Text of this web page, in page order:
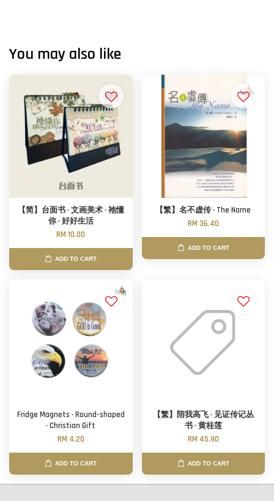
You may also like
【简】台面书 · 文画美术 · 祂懂
你 · 好好生活
RM 10.00
ADD TO CART
【繁】名不虚传 · The Name
RM 36.40
ADD TO CART
Fridge Magnets · Round-shaped
· Christian Gift
RM 4.20
ADD TO CART
【繁】陪我高飞 · 见证传记丛
书 · 黄桂莲
RM 45.90
ADD TO CART